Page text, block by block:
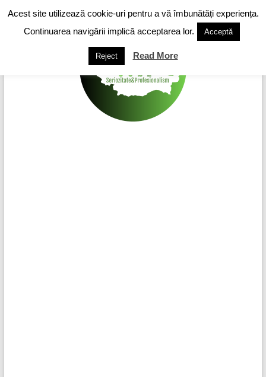
to
content
Acest site utilizează cookie-uri pentru a vă îmbunătăți experiența.
Continuarea navigării implică acceptarea lor.
Acceptă
Reject Read More